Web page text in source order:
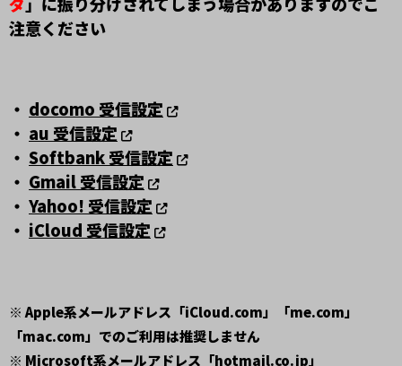
注意ください
・ docomo 受信設定
・ au 受信設定
・ Softbank 受信設定
・ Gmail 受信設定
・ Yahoo! 受信設定
・ iCloud 受信設定
※ Apple系メールアドレス「iCloud.com」「me.com」
「mac.com」でのご利用は推奨しません
※ Microsoft系メールアドレス「hotmail.co.jp」